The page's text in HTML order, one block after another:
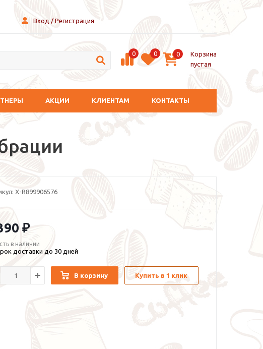
Вход / Регистрация
0 0 0
Корзина
пустая
АКЦИИ КЛИЕНТАМ КОНТАКТЫ
X-R899906576
₽
в наличии
доставки до 30 дней
В корзину Купить в 1 клик